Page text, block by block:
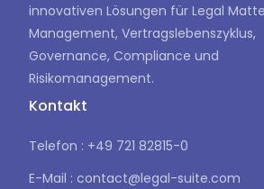
innovativen Lösungen für Legal
Management, Vertragslebenszyklus,
Governance, Compliance und
Risikomanagement.
Kontakt
Telefon : +49 721 82815-0
E-Mail : contact@legal-suite.com